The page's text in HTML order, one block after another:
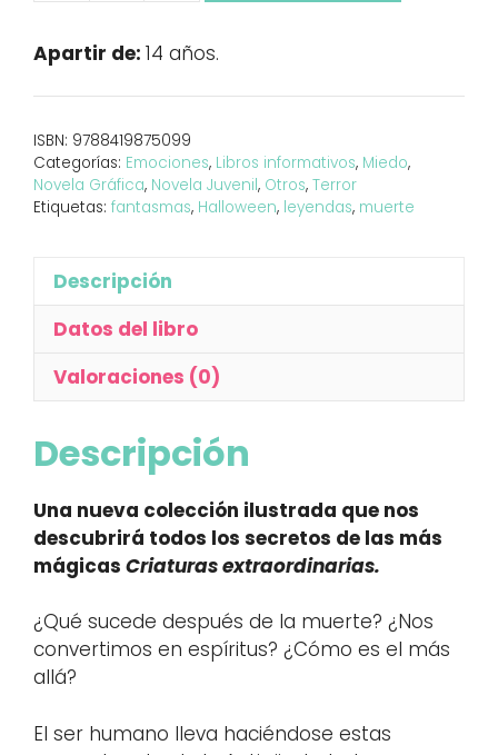
de
los
cantidad
Apartir de: 14 años.
ISBN: 9788419875099
Categorías: Emociones, Libros informativos, Miedo,
Novela Gráfica, Novela Juvenil, Otros, Terror
Etiquetas: fantasmas, Halloween, leyendas, muerte
Descripción
Datos del libro
Valoraciones (0)
Descripción
Una nueva colección ilustrada que nos
descubrirá todos los secretos de las más
mágicas Criaturas extraordinarias.
¿Qué sucede después de la muerte? ¿Nos
convertimos en espíritus? ¿Cómo es el más
allá?
El ser humano lleva haciéndose estas